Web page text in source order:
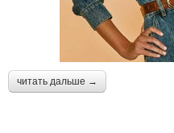
читать дальше →